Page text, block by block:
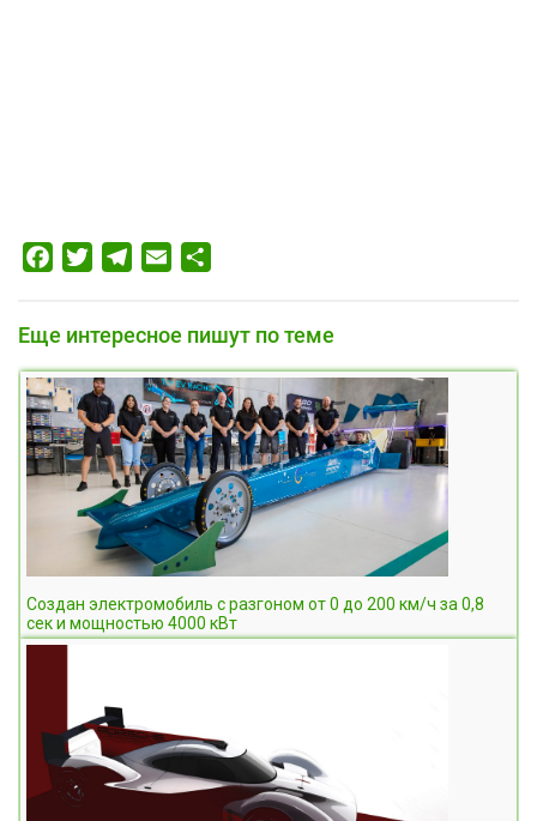
FacebookTwitterTelegram
Email
Еще интересное пишут по теме
Создан электромобиль с разгоном от 0 до 200 км/ч за 0,8
сек и мощностью 4000 кВт